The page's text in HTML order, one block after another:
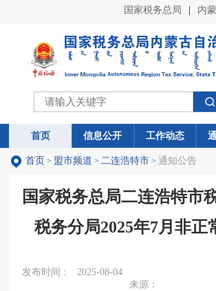
国家税务总局 内
首页 信息公开 工作动态
首页 信息公开 工作动态
首页 > 盟市频道 > 二连浩特市> 通知公告
国家税务总局二连浩特市
税务分局2025年7月非正
发布时间：
2025-08-04
来源：